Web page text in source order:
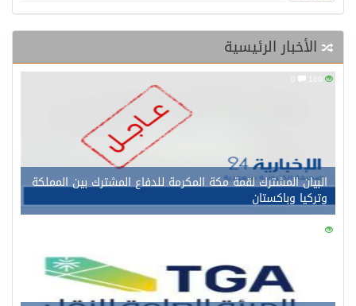
الأخبار الرئيسية
البيان المشترك لقمة مكة المكرمة للدفاع المشترك بين المملكة
وتركيا وباكستان
156